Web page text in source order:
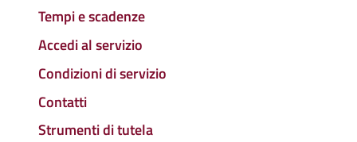
Tempi e scadenze
Accedi al servizio
Condizioni di servizio
Contatti
Strumenti di tutela